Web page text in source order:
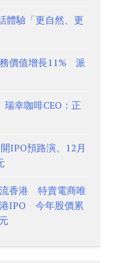
體驗「更自然、更
價值增長11% 派
幸咖啡CEO：正
IPO預路演、12月
香港 特賣電商唯
IPO 今年股價累